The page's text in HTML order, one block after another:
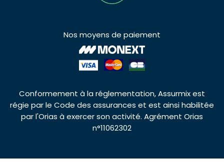
Nos moyens de paiement
Conformement à la réglementation, Assurmix est
régie par le Code des assurances et est ainsi habilitée
par l'Orias à exercer son activité. Agrément Orias
n°11062302